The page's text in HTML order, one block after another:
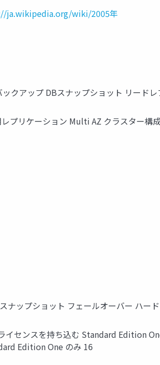
ja.wikipedia.org/wiki/2005年
クアップ DBスナップショット リード
プリケーション Multi AZ クラスター構
ナップショット フェールオーバー ハー
イセンスを持ち込む Standard Edition
Edition One のみ 16